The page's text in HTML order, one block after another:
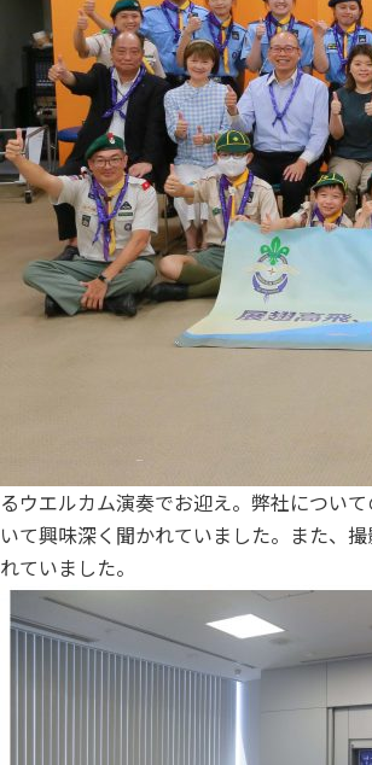
るウエルカム演奏でお迎え。弊社につい
いて興味深く聞かれていました。また、
れていました。